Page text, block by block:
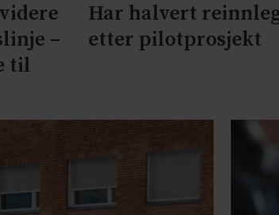
–
til
Har halvert
etter pilotprosjekt